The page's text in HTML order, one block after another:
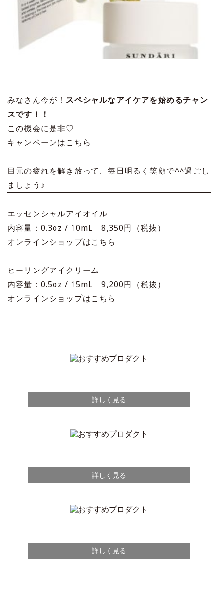
みなさん今が！ スペシャルなアイケアを始めるチャン
スです！！
この機会に是非♡
キャンペーンはこちら
目元の疲れを解き放って、毎日明るく笑顔で^^過ごし
ましょう♪
エッセンシャルアイオイル
内容量：0.3oz / 10mL 8,350円（税抜）
オンラインショップはこちら
ヒーリングアイクリーム
内容量：0.5oz / 15mL 9,200円（税抜）
オンラインショップはこちら
詳しく見る
詳しく見る
詳しく見る